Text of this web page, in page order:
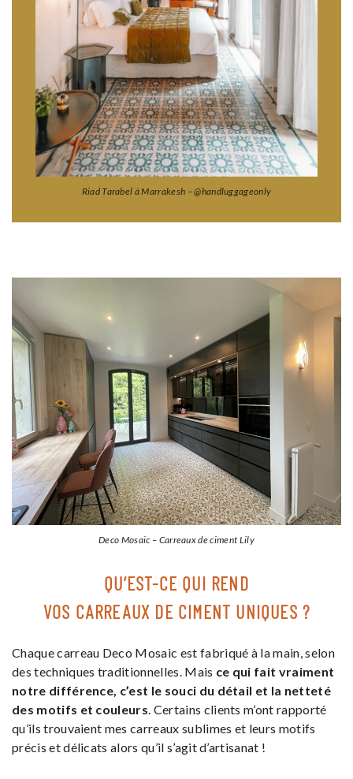
Riad Tarabel à Marrakesh – @handluggageonly
Deco Mosaic – Carreaux de ciment Lily
QU’EST-CE QUI REND
VOS CARREAUX DE CIMENT UNIQUES ?
Chaque carreau Deco Mosaic est fabriqué à la main, selon
des techniques traditionnelles. Mais ce qui fait vraiment
notre différence, c’est le souci du détail et la netteté
des motifs et couleurs . Certains clients m’ont rapporté
qu’ils trouvaient mes carreaux sublimes et leurs motifs
précis et délicats alors qu’il s’agit d’artisanat !